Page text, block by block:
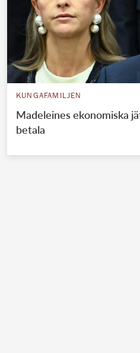
KUNGAFAMILJEN
Madeleines ekonomiska
betala